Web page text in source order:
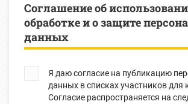
Соглашение об
обработке и о защите
данных
Я даю согласие на публикацию
данных в списках участников для
Согласие распространяется на